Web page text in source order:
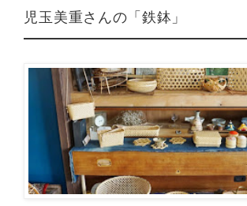
児玉美重さんの「鉄鉢」